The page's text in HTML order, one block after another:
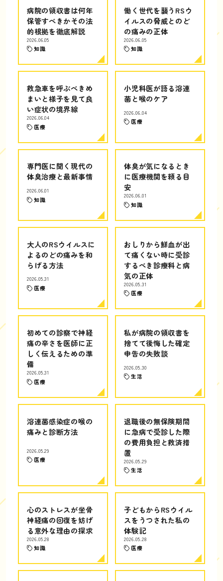
病院の領収書は何年
保管すべきかその法
的根拠を徹底解説
2026.06.05
知識
働く世代を襲うRSウ
イルスの脅威とのど
の痛みの正体
2026.06.05
知識
救急車を呼ぶべきめ
まいと様子を見て良
い症状の境界線
2026.06.04
医療
小児科医が語る溶連
菌と喉のケア
2026.06.04
医療
専門医に聞く現代の
体臭治療と最新事情
2026.06.01
知識
体臭が気になるとき
に医療機関を頼る目
安
2026.06.01
知識
大人のRSウイルスに
よるのどの痛みを和
らげる方法
2026.05.31
医療
おしりから鮮血が出
て痛くない時に受診
するべき診療科と病
気の正体
2026.05.31
医療
初めての診察で神経
痛の辛さを医師に正
しく伝えるための準
備
2026.05.31
医療
私が病院の領収書を
捨てて後悔した確定
申告の失敗談
2026.05.30
生活
溶連菌感染症の喉の
痛みと診断方法
2026.05.29
医療
退職後の無保険期間
に急病で受診した際
の費用負担と救済措
置
2026.05.29
生活
心のストレスが坐骨
神経痛の回復を妨げ
る意外な理由の探求
2026.05.28
知識
子どもからRSウイル
スをうつされた私の
体験記
2026.05.28
医療